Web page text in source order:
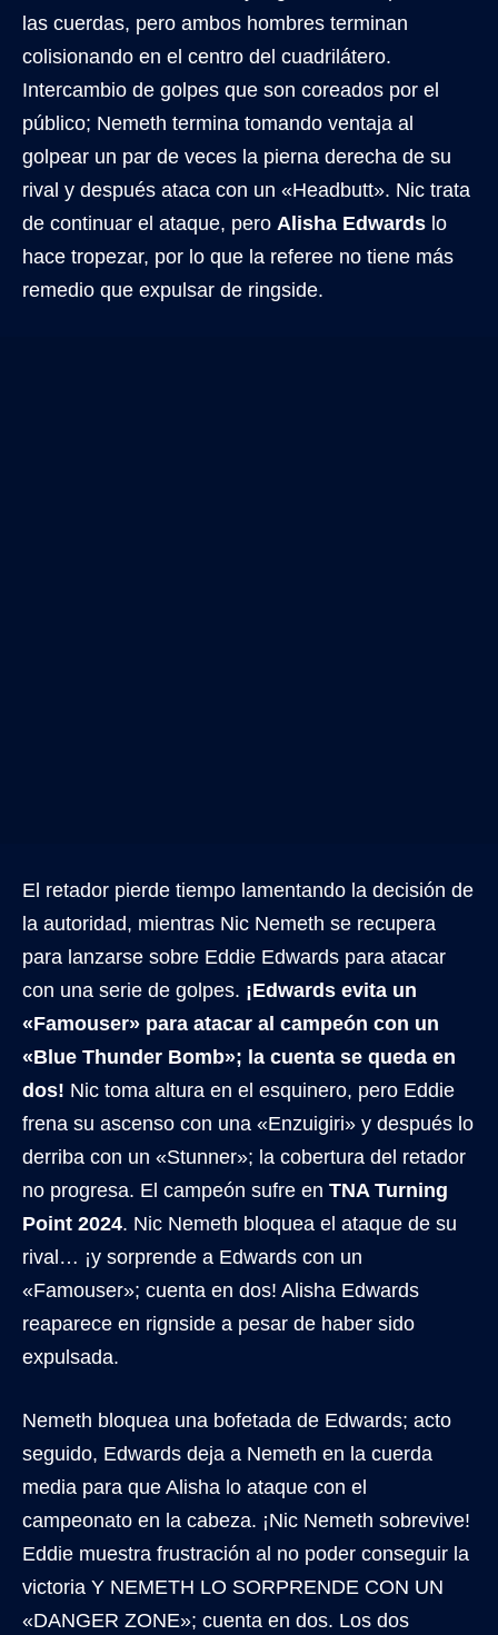
las cuerdas, pero ambos hombres terminan
colisionando en el centro del cuadrilátero.
Intercambio de golpes que son coreados por el
público; Nemeth termina tomando ventaja al
golpear un par de veces la pierna derecha de su
rival y después ataca con un «Headbutt». Nic trata
de continuar el ataque, pero Alisha Edwards lo
hace tropezar, por lo que la referee no tiene más
remedio que expulsar de ringside.
El retador pierde tiempo lamentando la decisión de
la autoridad, mientras Nic Nemeth se recupera
para lanzarse sobre Eddie Edwards para atacar
con una serie de golpes. ¡Edwards evita un
«Famouser» para atacar al campeón con un
«Blue Thunder Bomb»; la cuenta se queda en
dos! Nic toma altura en el esquinero, pero Eddie
frena su ascenso con una «Enzuigiri» y después lo
derriba con un «Stunner»; la cobertura del retador
no progresa. El campeón sufre en TNA Turning
Point 2024. Nic Nemeth bloquea el ataque de su
rival… ¡y sorprende a Edwards con un
«Famouser»; cuenta en dos! Alisha Edwards
reaparece en rignside a pesar de haber sido
expulsada.
Nemeth bloquea una bofetada de Edwards; acto
seguido, Edwards deja a Nemeth en la cuerda
media para que Alisha lo ataque con el
campeonato en la cabeza. ¡Nic Nemeth sobrevive!
Eddie muestra frustración al no poder conseguir la
victoria Y NEMETH LO SORPRENDE CON UN
«DANGER ZONE»; cuenta en dos. Los dos